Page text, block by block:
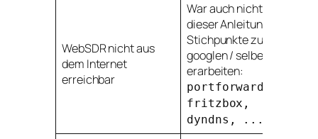
WebSDR nicht aus
dem Internet
erreichbar
War auch nicht Teil
dieser Anleitung
Stichpunkte zum
googlen / selber
erarbeiten:
portforwarding,
fritzbox,
dyndns, ...